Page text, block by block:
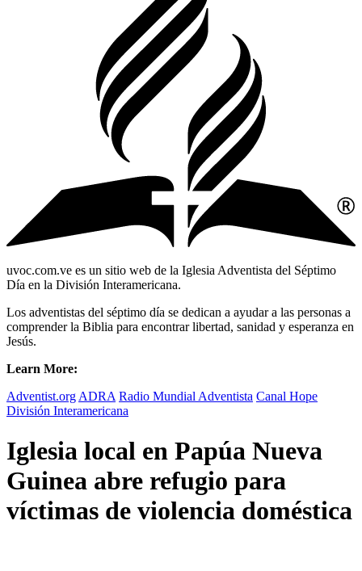
uvoc.com.ve es un sitio web de la Iglesia Adventista del Séptimo
Día en la División Interamericana.
Los adventistas del séptimo día se dedican a ayudar a las personas a
comprender la Biblia para encontrar libertad, sanidad y esperanza en
Jesús.
Learn More:
Adventist.org ADRA Radio Mundial Adventista Canal Hope
División Interamericana
Iglesia local en Papúa Nueva
Guinea abre refugio para
víctimas de violencia doméstica